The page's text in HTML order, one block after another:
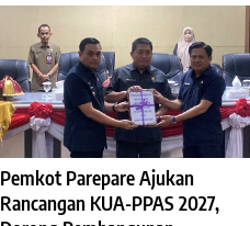
Pemkot Parepare Ajukan
Rancangan KUA-PPAS 2027,